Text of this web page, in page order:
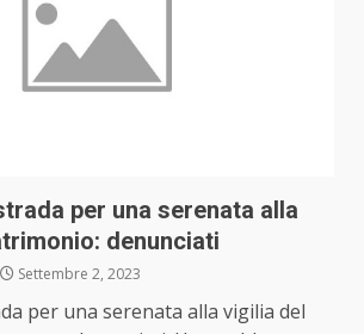
per una serenata alla
denunciati
Settembre 2, 2023
per una serenata alla vigilia del